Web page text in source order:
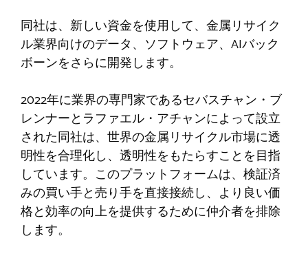
同社は、新しい資金を使用して、金属リサイク
ル業界向けのデータ、ソフトウェア、AIバック
ボーンをさらに開発します。
2022年に業界の専門家であるセバスチャン・ブ
レンナーとラファエル・アチャンによって設立
された同社は、世界の金属リサイクル市場に透
明性を合理化し、透明性をもたらすことを目指
しています。このプラットフォームは、検証済
みの買い手と売り手を直接接続し、より良い価
格と効率の向上を提供するために仲介者を排除
します。